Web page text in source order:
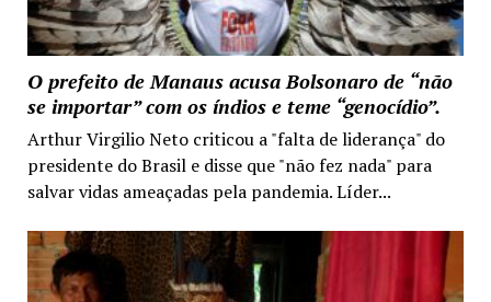
O prefeito de Manaus acusa Bolsonaro de “não
se importar” com os índios e teme “genocídio”.
Arthur Virgilio Neto criticou a "falta de liderança" do
presidente do Brasil e disse que "não fez nada" para
salvar vidas ameaçadas pela pandemia. Líder...